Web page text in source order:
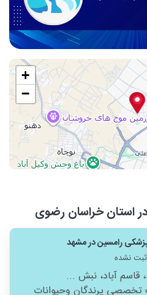
+
−
استان خراسان رضوی
رامسین در مشهد
ثبت نشده
قاسم آباد، نبش ...
تخصصی پرندگان وحیوانات